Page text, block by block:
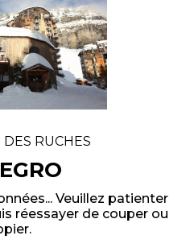
RUCHES
Veuillez patienter
réessayer de couper ou